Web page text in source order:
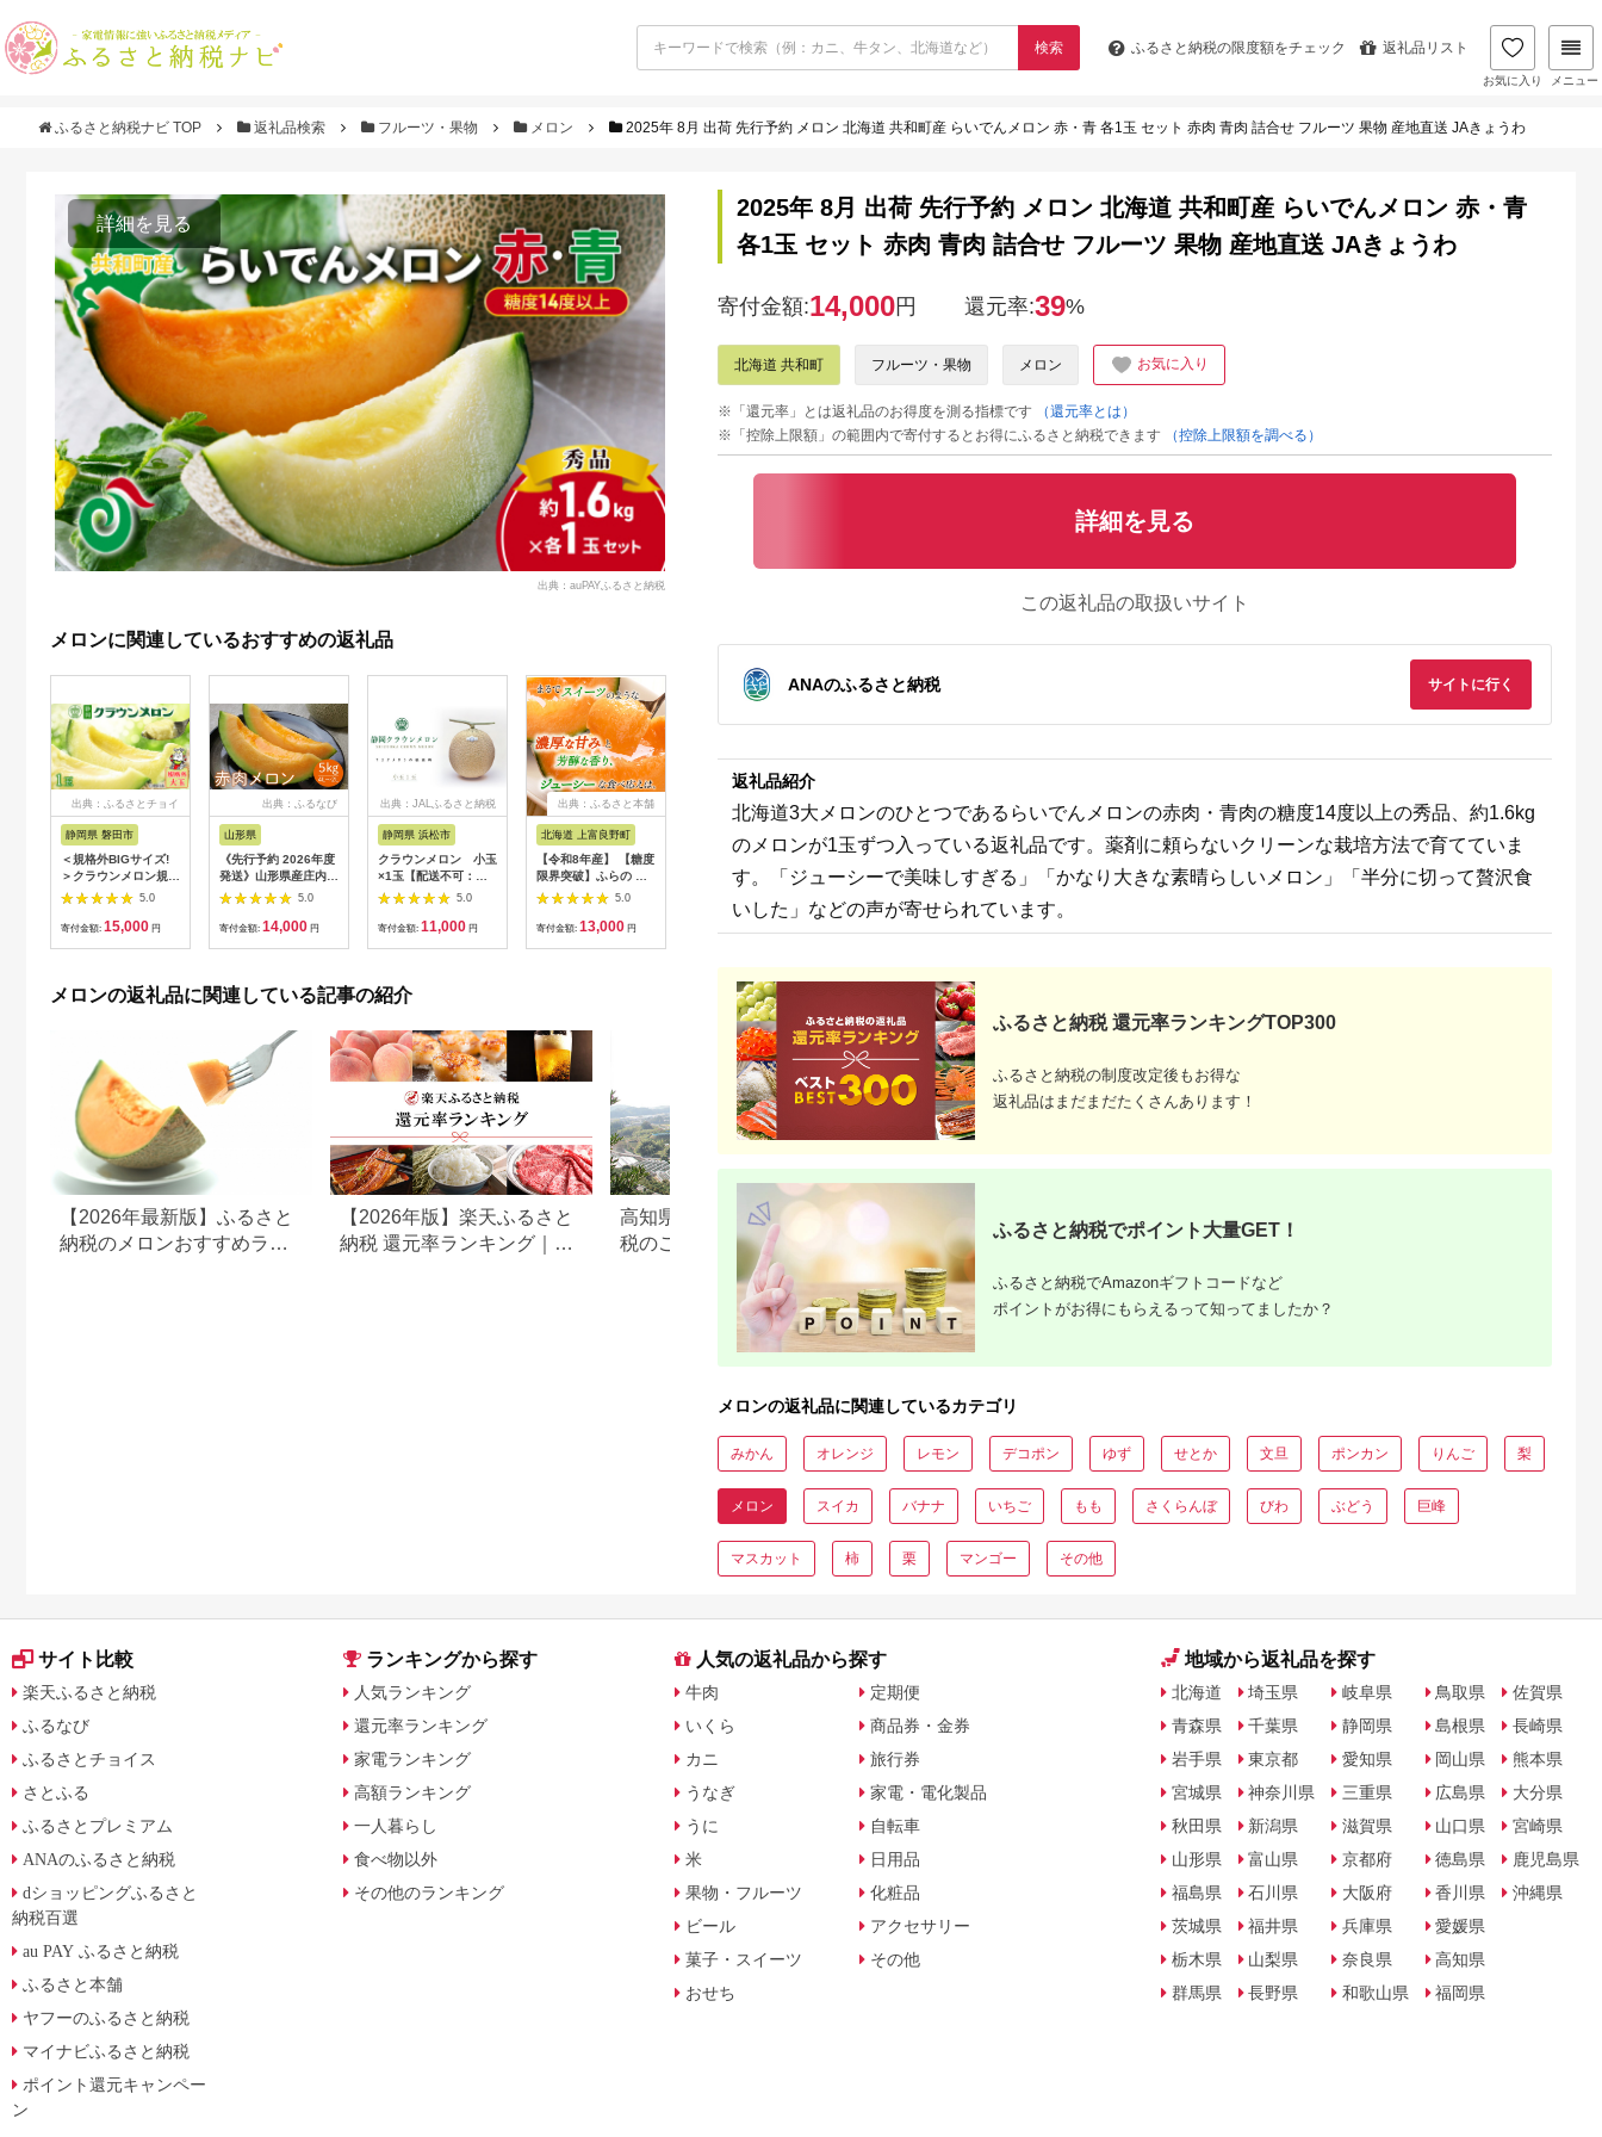
検索 ふるさと納税の限度額をチェック 返礼品リスト
お気に入り メニュー
ふるさと納税ナビ TOP 返礼品検索 フルーツ・果物 メロン 2025年 8月 出荷 先行予約 メロン 北海道 共和町産 らいでんメロン 赤・青 各1玉 セット 赤肉 青肉 詰合せ フルーツ 果物 産地直送 JAきょうわ
詳細を見る
出典：auPAYふるさと納税
メロンに関連しているおすすめの返礼品
出典：ふるさとチョイ
静岡県 磐田市
＜規格外BIGサイズ!
＞クラウンメロン規格
外大玉 1玉_ メロン
ん 大玉 化粧箱 規格外
直 産地直送 静岡県 送
5.0
寄付金額: 15,000 円
出典：ふるなび
山形県
《先行予約 2026年度
発送》山形県産庄内メ
ロン5kg【赤肉メロ
肉メロン メロン 赤肉
5.0
寄付金額: 14,000 円
出典：JALふるさと納税
静岡県 浜松市
クラウンメロン 小玉
×1玉【配送不可：離
島】
5.0
寄付金額: 11,000 円
出典：ふるさと本舗
北海道 上富良野町
【令和8年産】 【糖度
限界突破】ふらの 赤
肉メロン Lサイズ（約
富良野 上富良野町 ふ
5.0
寄付金額: 13,000 円
出典：ふるさとプレミ
アム
受付】 ふらのメロン
2kg以上］計4kg以上
出典：ふるさとチョイ
ス
長崎県 島原市
AB010 その道一筋の
生産者がじっくり丁寧
ン 1玉入
出典：ふるさとプレミ
アム
北海道 富良野市
海道 富良野産 赤肉メ
大玉サイズ メロン フ
出典：ふるさとチョイ
ス
北海道 富良野市
箱【1269932】
出典：ふるさとチョイ
ス
鹿児島県 阿久根市
数量限定！鹿児島県産
出典：楽天ふるさと
北海道 中富良野町
【2026年発送】【中
メロンの返礼品に関連している記事の紹介
【2026年最新版】ふるさと
納税のメロンおすすめラン
【2026年版】楽天ふるさと
納税 還元率ランキング｜高
高知県香南市のふるさと納
税のご紹介
佐賀県鹿島市のふるさと納
税のご紹介
2025年 8月 出荷 先行予約 メロン 北海道 共和町産 らいでんメロン 赤・青
各1玉 セット 赤肉 青肉 詰合せ フルーツ 果物 産地直送 JAきょうわ
寄付金額:14,000円 還元率:39%
北海道 共和町 フルーツ・果物 メロン お気に入り
※「還元率」とは返礼品のお得度を測る指標です
（還元率とは）
※「控除上限額」の範囲内で寄付するとお得にふるさと納税できます
（控除上限額を調べる）
詳細を見る
この返礼品の取扱いサイト
ANAのふるさと納税 サイトに行く
返礼品紹介
北海道3大メロンのひとつであるらいでんメロンの赤肉・青肉の糖度14度以上の秀品、約1.6kg
のメロンが1玉ずつ入っている返礼品です。薬剤に頼らないクリーンな栽培方法で育てていま
す。「ジューシーで美味しすぎる」「かなり大きな素晴らしいメロン」「半分に切って贅沢食
いした」などの声が寄せられています。
ふるさと納税 還元率ランキングTOP300
ふるさと納税の制度改定後もお得な
返礼品はまだまだたくさんあります！
ふるさと納税でポイント大量GET！
ふるさと納税でAmazonギフトコードなど
ポイントがお得にもらえるって知ってましたか？
メロンの返礼品に関連しているカテゴリ
みかん オレンジ レモン デコポン ゆず せとか 文旦 ポンカン りんご 梨
メロン スイカ バナナ いちご もも さくらんぼ びわ ぶどう 巨峰
マスカット 柿 栗 マンゴー その他
サイト比較
楽天ふるさと納税
ふるなび
ふるさとチョイス
さとふる
ふるさとプレミアム
ANAのふるさと納税
dショッピングふるさと
納税百選
au PAY ふるさと納税
ふるさと本舗
ヤフーのふるさと納税
マイナビふるさと納税
ポイント還元キャンペー
ン
ランキングから探す
人気ランキング
還元率ランキング
家電ランキング
高額ランキング
一人暮らし
食べ物以外
その他のランキング
人気の返礼品から探す
牛肉
いくら
カニ
うなぎ
うに
米
果物・フルーツ
ビール
菓子・スイーツ
おせち
定期便
商品券・金券
旅行券
家電・電化製品
自転車
日用品
化粧品
アクセサリー
その他
地域から返礼品を探す
北海道
青森県
岩手県
宮城県
秋田県
山形県
福島県
茨城県
栃木県
群馬県
埼玉県
千葉県
東京都
神奈川県
新潟県
富山県
石川県
福井県
山梨県
長野県
岐阜県
静岡県
愛知県
三重県
滋賀県
京都府
大阪府
兵庫県
奈良県
和歌山県
鳥取県
島根県
岡山県
広島県
山口県
徳島県
香川県
愛媛県
高知県
福岡県
佐賀県
長崎県
熊本県
大分県
宮崎県
鹿児島県
沖縄県